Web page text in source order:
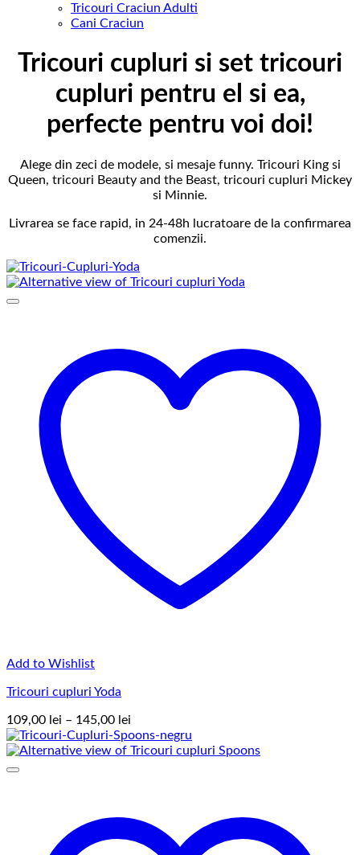
Tricouri Craciun Adulti
Cani Craciun
Tricouri cupluri si set tricouri
cupluri pentru el si ea,
perfecte pentru voi doi!
Alege din zeci de modele, si mesaje funny. Tricouri King si
Queen, tricouri Beauty and the Beast, tricouri cupluri Mickey
si Minnie.
Livrarea se face rapid, in 24-48h lucratoare de la confirmarea
comenzii.
Add to Wishlist
Tricouri cupluri Yoda
109,00 lei – 145,00 lei
de
prețuri: